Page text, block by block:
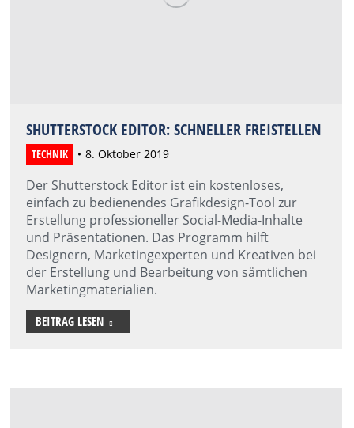
SHUTTERSTOCK EDITOR: SCHNELLER FREISTELLEN
TECHNIK 8. Oktober 2019
Der Shutterstock Editor ist ein kostenloses,
einfach zu bedienendes Grafikdesign-Tool zur
Erstellung professioneller Social-Media-Inhalte
und Präsentationen. Das Programm hilft
Designern, Marketingexperten und Kreativen bei
der Erstellung und Bearbeitung von sämtlichen
Marketingmaterialien.
BEITRAG LESEN